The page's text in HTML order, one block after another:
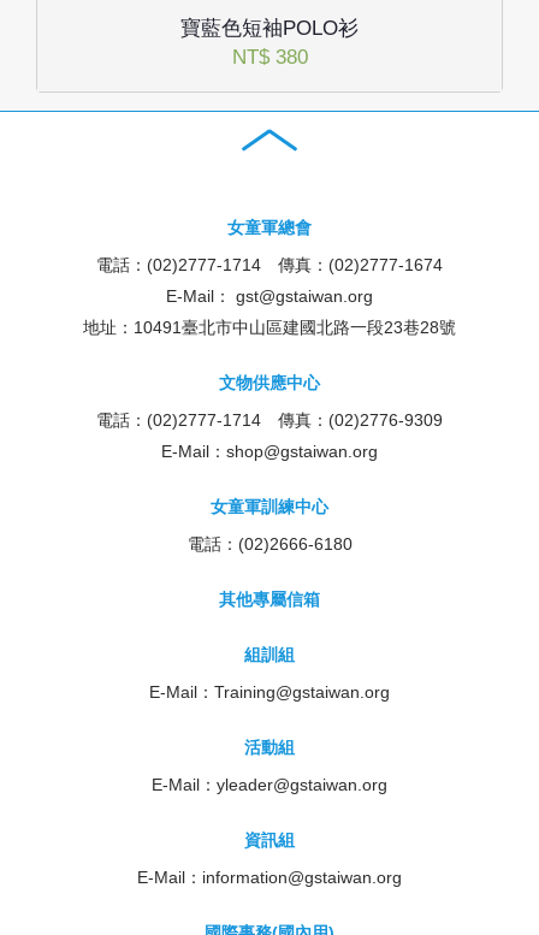
寶藍色短袖POLO衫
NT$ 380
女童軍總會
電話：(02)2777-1714 傳真：(02)2777-1674
E-Mail： gst@gstaiwan.org
地址：10491臺北市中山區建國北路一段23巷28號
文物供應中心
電話：(02)2777-1714 傳真：(02)2776-9309
E-Mail： shop@gstaiwan.org
女童軍訓練中心
電話：(02)2666-6180
其他專屬信箱
組訓組
E-Mail： Training@gstaiwan.org
活動組
E-Mail： yleader@gstaiwan.org
資訊組
E-Mail： information@gstaiwan.org